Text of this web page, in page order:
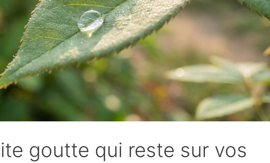
goutte qui reste sur vos